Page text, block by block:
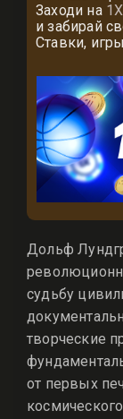
Заходи на
и забирай
Ставки,
Дольф
судьбу
творческие
от первых